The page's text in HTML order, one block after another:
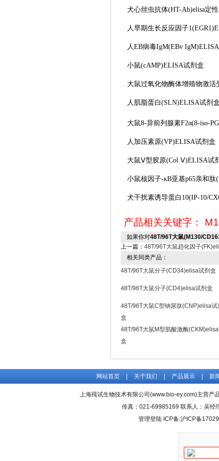
犬心丝虫抗体(HT-Ab)elisa定
人早期生长反应因子
人EB病毒IgM(EBv
小鼠(cAMP)ELISA试剂盒
大鼠过氧化物酶体增殖物激活
人肌脂蛋白(SLN)ELISA试剂
大鼠8-异前列腺素F2α(8-iso-
人加压素原(VP)ELISA试剂盒
大鼠Ⅴ型胶原(Col Ⅴ)ELISA试
小鼠核因子-κB亚基p65亲和肽
犬干扰素诱导蛋白 10(IP-10/
产品相关关键字：
如果你对48T/96T大鼠(M130/
上一篇： 48T/96T大鼠趋化因子
相关同类产品：
48T/96T大鼠分子(CD34)elisa试剂盒
48T/96T大鼠分子(CD4)elisa试剂盒
48T/96T大鼠C型钠尿肽(CNP)elisa试
盒
48T/96T大鼠M型肌酸激酶
盒
网站首页 关于我们 产品展示 新
上海莼试生物技术有限公司(www.bio-ey.com)主营产
传真：021-69985169 联系人：吴经
管理登陆 ICP备:沪ICP备